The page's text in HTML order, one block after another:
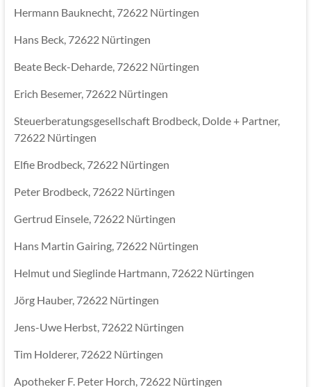
Hermann Bauknecht, 72622 Nürtingen
Hans Beck, 72622 Nürtingen
Beate Beck-Deharde, 72622 Nürtingen
Erich Besemer, 72622 Nürtingen
Steuerberatungsgesellschaft Brodbeck, Dolde + Partner,
72622 Nürtingen
Elfie Brodbeck, 72622 Nürtingen
Peter Brodbeck, 72622 Nürtingen
Gertrud Einsele, 72622 Nürtingen
Hans Martin Gairing, 72622 Nürtingen
Helmut und Sieglinde Hartmann, 72622 Nürtingen
Jörg Hauber, 72622 Nürtingen
Jens-Uwe Herbst, 72622 Nürtingen
Tim Holderer, 72622 Nürtingen
Apotheker F. Peter Horch, 72622 Nürtingen